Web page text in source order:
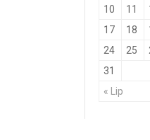
« Lip
10
11
17
18
24
25
31